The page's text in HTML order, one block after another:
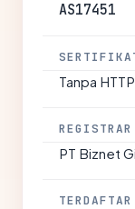
AS17451
Tanpa
REGISTRAR
PT Biznet